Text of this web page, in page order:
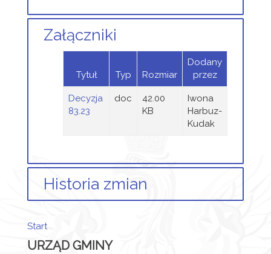
Załączniki
Tytuł Typ Rozmiar
Dodany
przez
Decyzja
83.23
doc
42.00
KB
Iwona
Harbuz-
Kudak
Historia zmian
został
Start
URZĄD GMINY